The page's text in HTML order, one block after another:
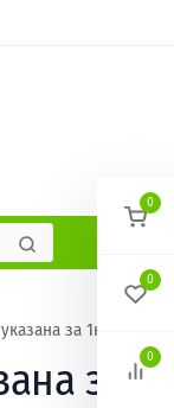
за 1кв.м/
за
0
0
0